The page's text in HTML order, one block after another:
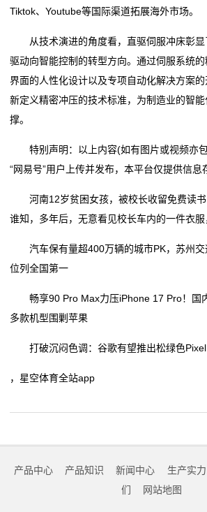
Tiktok、Youtube等国际渠道拓展海外市场。
从技术演进的角度看，直驱伺服冲床彰显
驱动向智能控制的转型方向。通过伺服系统
界面的人性化设计以及专项自动化解决方案
新定义精密冲压的技术标准，为制造业的智
撑。
特别声明：以上内容(如有图片或视频亦
“网易号”用户上传并发布，本平台仅提供信息
河南12岁贫困女孩，被校长收留免费读书
谁知，多年后，无意看见校长车内的一件衣
汽车保有量超400万辆的城市PK，苏州交
位列全国第一
畅享90 Pro Max力压iPhone 17 Pro！国
多款机型围剿苹果
打破沉闷色调：谷歌有望推出松绿色Pixel
，星空体育全站app
产品中心 产品知识 新闻中心 生产实力
们
网站地图